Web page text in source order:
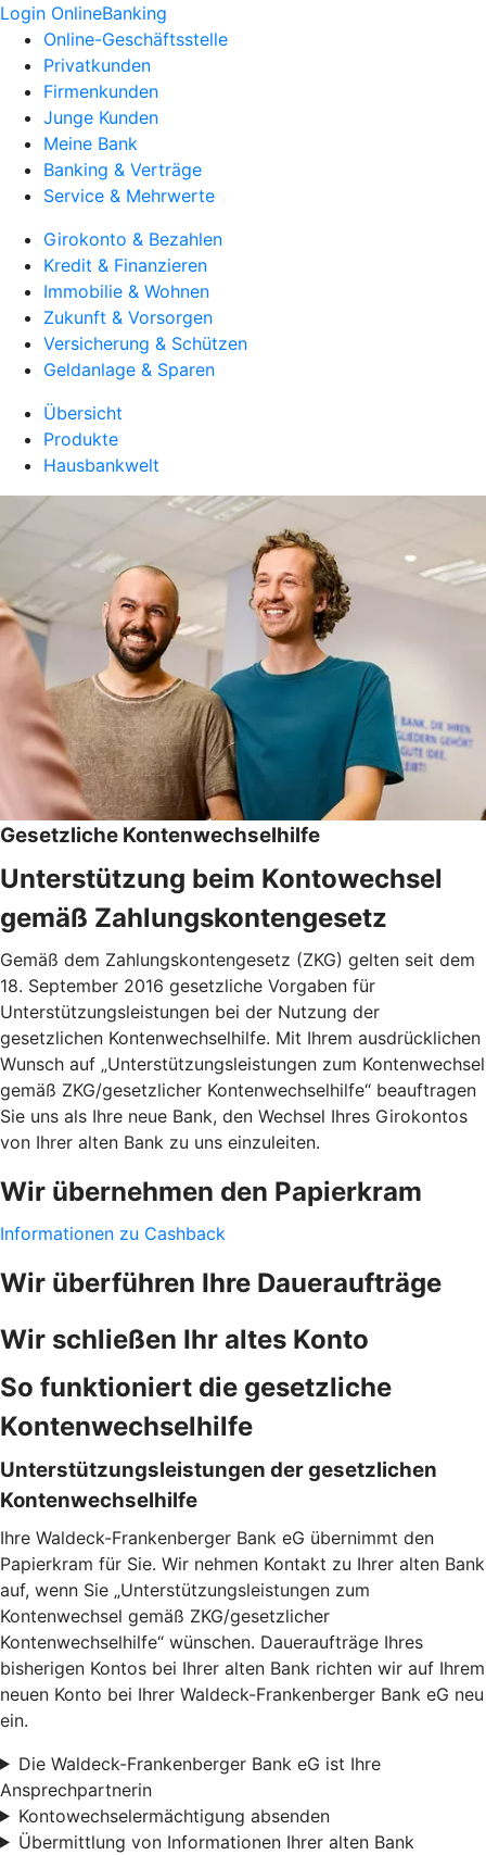
Login OnlineBanking
Online-Geschäftsstelle
Privatkunden
Firmenkunden
Junge Kunden
Meine Bank
Banking & Verträge
Service & Mehrwerte
Girokonto & Bezahlen
Kredit & Finanzieren
Immobilie & Wohnen
Zukunft & Vorsorgen
Versicherung & Schützen
Geldanlage & Sparen
Übersicht
Produkte
Hausbankwelt
Gesetzliche Kontenwechselhilfe
Unterstützung beim Kontowechsel
gemäß Zahlungskontengesetz
Gemäß dem Zahlungskontengesetz (ZKG) gelten seit dem
18. September 2016 gesetzliche Vorgaben für
Unterstützungsleistungen bei der Nutzung der
gesetzlichen Kontenwechselhilfe. Mit Ihrem ausdrücklichen
Wunsch auf „Unterstützungsleistungen zum Kontenwechsel
gemäß ZKG/gesetzlicher Kontenwechselhilfe“ beauftragen
Sie uns als Ihre neue Bank, den Wechsel Ihres Girokontos
von Ihrer alten Bank zu uns einzuleiten.
Wir übernehmen den Papierkram
Informationen zu Cashback
Wir überführen Ihre Daueraufträge
Wir schließen Ihr altes Konto
So funktioniert die gesetzliche
Kontenwechselhilfe
Unterstützungsleistungen der gesetzlichen
Kontenwechselhilfe
Ihre Waldeck-Frankenberger Bank eG übernimmt den
Papierkram für Sie. Wir nehmen Kontakt zu Ihrer alten Bank
auf, wenn Sie „Unterstützungsleistungen zum
Kontenwechsel gemäß ZKG/gesetzlicher
Kontenwechselhilfe“ wünschen. Daueraufträge Ihres
bisherigen Kontos bei Ihrer alten Bank richten wir auf Ihrem
neuen Konto bei Ihrer Waldeck-Frankenberger Bank eG neu
ein.
Die Waldeck-Frankenberger Bank eG ist Ihre
Ansprechpartnerin
Kontowechselermächtigung absenden
Übermittlung von Informationen Ihrer alten Bank